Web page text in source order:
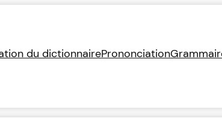
du dictionnairePrononciation